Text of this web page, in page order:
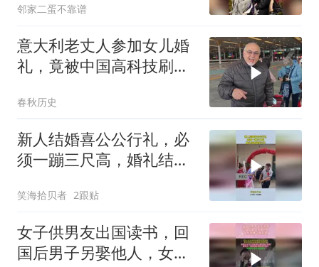
邻家二蛋不靠谱
意大利老丈人参加女儿婚
礼，竟被中国高科技刷新
中国
春秋历史
新人结婚喜公公行礼，必
须一蹦三尺高，婚礼结束
笑海拾贝者 2跟贴
女子供男友出国读书，回
国后男子另娶他人，女生